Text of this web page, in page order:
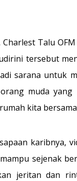
Charlest Talu
tersebut
sarana untuk
muda
kita
karibnya,
sejenak
jeritan dan